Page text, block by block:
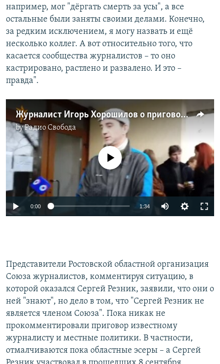
например, мог "дёргать смерть за усы", а все
остальные были заняты своими делами. Конечно,
за редким исключением, я могу назвать и ещё
несколько коллег. А вот относительно того, что
касается сообщества журналистов – то оно
кастрировано, растлено и развалено. И это –
правда".
Журналист Игорь Хорошилов о приговоре Сергею Резнику
byРадио Свобода
No media source currently available
0:00 1:34
Представители Ростовской областной организация
Союза журналистов, комментируя ситуацию, в
которой оказался Сергей Резник, заявили, что они о
ней "знают", но дело в том, что "Сергей Резник не
является членом Союза". Пока никак не
прокомментировали приговор известному
журналисту и местные политики. В частности,
отмалчиваются пока областные эсеры – а Сергей